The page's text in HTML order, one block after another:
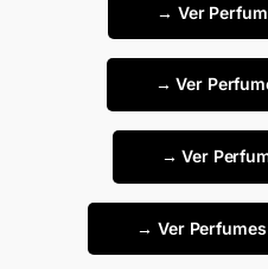
→ Ver
→ Ver
→ Ver
→ Ver